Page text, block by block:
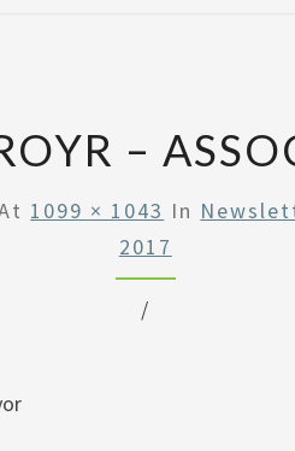
–
1099 × 1043 In
2017
/